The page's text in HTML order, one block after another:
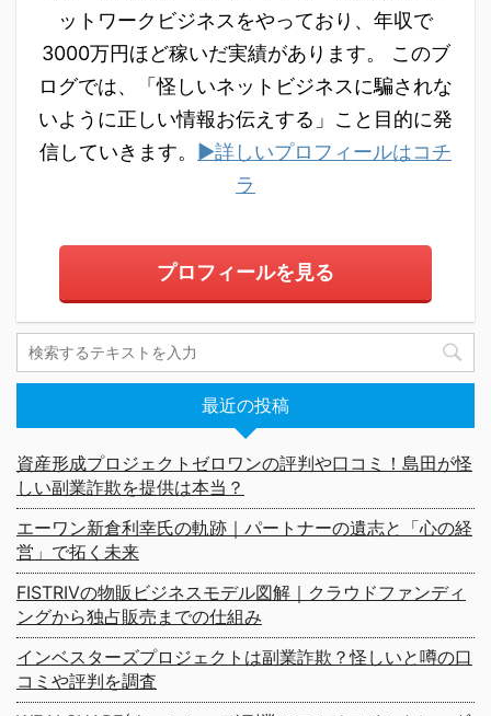
ットワークビジネスをやっており、年収で
3000万円ほど稼いだ実績があります。 このブ
ログでは、「怪しいネットビジネスに騙されな
いように正しい情報お伝えする」こと目的に発
信していきます。
▶詳しいプロフィールはコチ
ラ
プロフィールを見る
最近の投稿
資産形成プロジェクトゼロワンの評判や口コミ！島田が怪
しい副業詐欺を提供は本当？
エーワン新倉利幸氏の軌跡｜パートナーの遺志と「心の経
営」で拓く未来
FISTRIVの物販ビジネスモデル図解｜クラウドファンディ
ングから独占販売までの仕組み
インベスターズプロジェクトは副業詐欺？怪しいと噂の口
コミや評判を調査